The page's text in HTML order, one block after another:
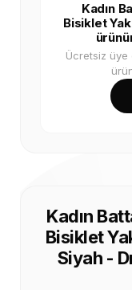
Kadın
Bisiklet
Ücretsiz üye
Kadın
Bisiklet
Siyah -